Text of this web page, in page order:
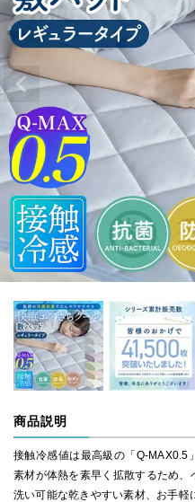
商品説明
接触冷感値は最高級の「Q-MAX0.5
素材が体熱を素早く拡散するため
洗い可能な乾きやすい素材、お手軽